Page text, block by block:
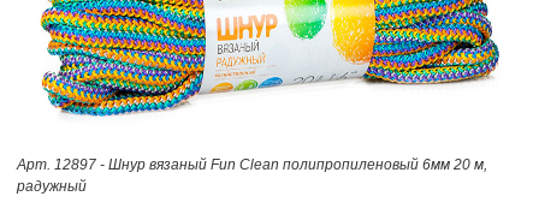
Арт. 12897 - Шнур вязаный Fun Clean полипропиленовый 6мм 20 м,
радужный